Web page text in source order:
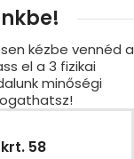
kézbe vennéd a
el a 3 fizikai
minőségi
58